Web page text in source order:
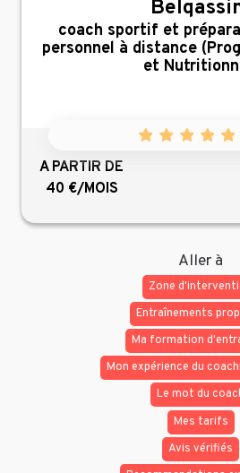
coach sportif et
personnel à distance
et
A PARTIR DE
40 €/MOIS
Aller à
Zone
Entraînements
Ma formation
Mon expérience du
Le mot du
Mes tarifs
Avis vérifiés